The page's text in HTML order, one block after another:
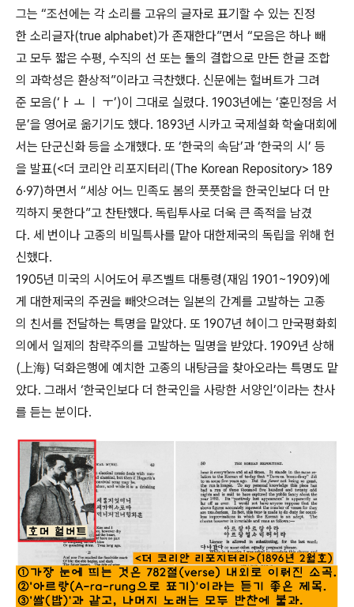
그는 “조선에는 각 소리를 고유의 글자로 표기할 수 있는 진정
한 소리글자(true alphabet)가 존재한다”면서 “모음은 하나 빼
고 모두 짧은 수평, 수직의 선 또는 둘의 결합으로 만든 한글 조합
의 과학성은 환상적”이라고 극찬했다. 신문에는 헐버트가 그려
준 모음(‘ㅏ ㅗ ㅣ ㅜ’)이 그대로 실렸다. 1903년에는 ‘훈민정음 서
문’을 영어로 옮기기도 했다. 1893년 시카고 국제설화 학술대회에
서는 단군신화 등을 소개했다. 또 ‘한국의 속담’과 ‘한국의 시’ 등
을 발표(<더 코리안 리포지터리(The Korean Repository> 189
6·97)하면서 “세상 어느 민족도 봄의 풋풋함을 한국인보다 더 만
끽하지 못한다”고 찬탄했다. 독립투사로 더욱 큰 족적을 남겼
다. 세 번이나 고종의 비밀특사를 맡아 대한제국의 독립을 위해 헌
신했다.
1905년 미국의 시어도어 루즈벨트 대통령(재임 1901~1909)에
게 대한제국의 주권을 빼앗으려는 일본의 간계를 고발하는 고종
의 친서를 전달하는 특명을 맡았다. 또 1907년 헤이그 만국평화회
의에서 일제의 참략주의를 고발하는 밀명을 받았다. 1909년 상해
(上海) 덕화은행에 예치한 고종의 내탕금을 찾아오라는 특명도 맡
았다. 그래서 ‘한국인보다 더 한국인을 사랑한 서양인’이라는 찬사
를 듣는 분이다.